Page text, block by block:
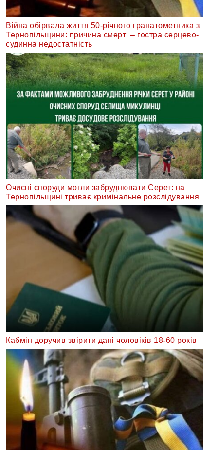
Війна обірвала життя 50-річного гранатометника з
Тернопільщини: причина смерті – гостра серцево-
судинна недостатність
Очисні споруди могли забруднювати Серет: на
Тернопільщині триває кримінальне розслідування
Кабмін доручив звірити дані чоловіків 18-60 років